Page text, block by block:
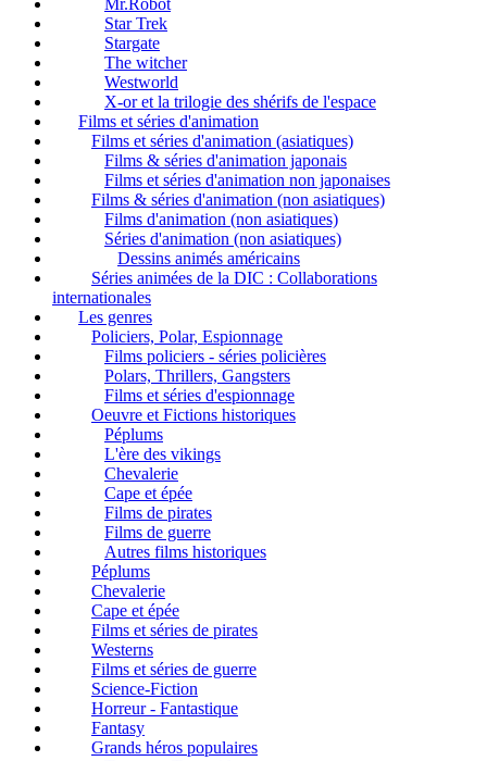
Mr.Robot
Star Trek
Stargate
The witcher
Westworld
X-or et la trilogie des shérifs de l'espace
Films et séries d'animation
Films et séries d'animation (asiatiques)
Films & séries d'animation japonais
Films et séries d'animation non japonaises
Films & séries d'animation (non asiatiques)
Films d'animation (non asiatiques)
Séries d'animation (non asiatiques)
Dessins animés américains
Séries animées de la DIC : Collaborations
internationales
Les genres
Policiers, Polar, Espionnage
Films policiers - séries policières
Polars, Thrillers, Gangsters
Films et séries d'espionnage
Oeuvre et Fictions historiques
Péplums
L'ère des vikings
Chevalerie
Cape et épée
Films de pirates
Films de guerre
Autres films historiques
Péplums
Chevalerie
Cape et épée
Films et séries de pirates
Westerns
Films et séries de guerre
Science-Fiction
Horreur - Fantastique
Fantasy
Grands héros populaires